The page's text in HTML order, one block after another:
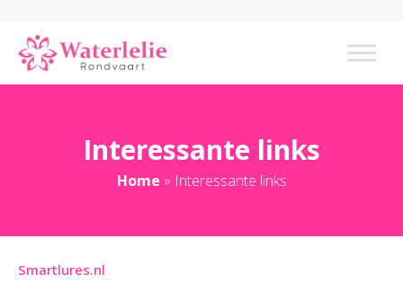
Interessante links
Home » Interessante links
Smartlures.nl